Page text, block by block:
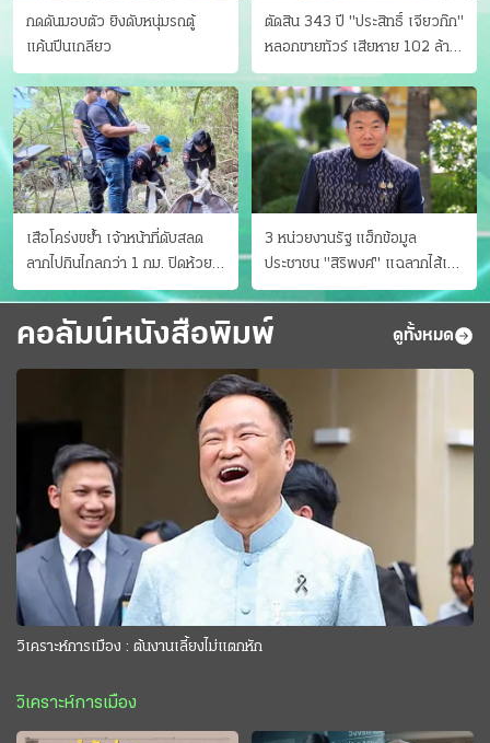
กดดันมอบตัว ยิงดับหนุ่มรถตู้
แค้นปีนเกลียว
ตัดสิน 343 ปี "ประสิทธิ์ เจียวก๊ก"
หลอกขายทัวร์ เสียหาย 102 ล้าน
มีเหยื่อ 173 คน
เสือโคร่งขย้ำ เจ้าหน้าที่ดับสลด
ลากไปกินไกลกว่า 1 กม. ปิดห้วย
ขาแข้งชั่วคราว
3 หน่วยงานรัฐ แฮ็กข้อมูล
ประชาชน "สิริพงศ์" แฉลากไส้เอง
"หนู" กอด "หนิม" สยบลือ
คอลัมน์หนังสือพิมพ์ ดูทั้งหมด
วิเคราะห์การเมือง : ต้นงานเลี้ยงไม่แตกหัก
วิเคราะห์การเมือง